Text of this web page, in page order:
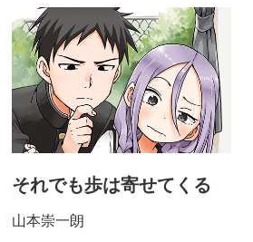
それでも歩は寄せてくる
山本崇一朗